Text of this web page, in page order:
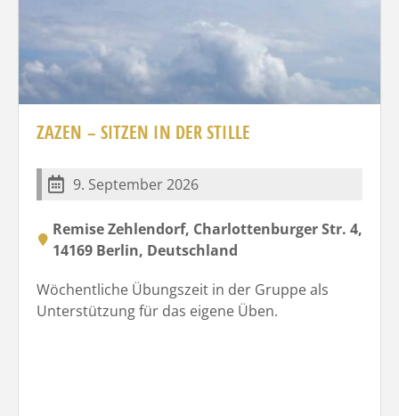
ZAZEN – SITZEN IN DER STILLE
9. September 2026
Remise Zehlendorf, Charlottenburger Str. 4,
14169 Berlin, Deutschland
Wöchentliche Übungszeit in der Gruppe als
Unterstützung für das eigene Üben.